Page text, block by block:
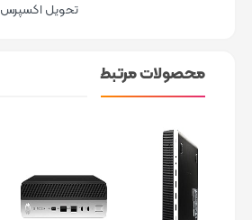
تحویل اکسپرس
محصولات مرتبط